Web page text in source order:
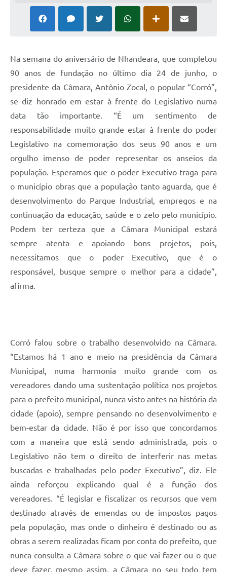
Na semana do aniversário de Nhandeara, que completou
90 anos de fundação no último dia 24 de junho, o
presidente da Câmara, Antônio Zocal, o popular “Corró”,
se diz honrado em estar à frente do Legislativo numa
data tão importante. “É um sentimento de
responsabilidade muito grande estar à frente do poder
Legislativo na comemoração dos seus 90 anos e um
orgulho imenso de poder representar os anseios da
população. Esperamos que o poder Executivo traga para
o município obras que a população tanto aguarda, que é
desenvolvimento do Parque Industrial, empregos e na
continuação da educação, saúde e o zelo pelo município.
Podem ter certeza que a Câmara Municipal estará
sempre atenta e apoiando bons projetos, pois,
necessitamos que o poder Executivo, que é o
responsável, busque sempre o melhor para a cidade”,
afirma.
Corró falou sobre o trabalho desenvolvido na Câmara.
“Estamos há 1 ano e meio na presidência da Câmara
Municipal, numa harmonia muito grande com os
vereadores dando uma sustentação política nos projetos
para o prefeito municipal, nunca visto antes na história da
cidade (apoio), sempre pensando no desenvolvimento e
bem-estar da cidade. Não é por isso que concordamos
com a maneira que está sendo administrada, pois o
Legislativo não tem o direito de interferir nas metas
buscadas e trabalhadas pelo poder Executivo”, diz. Ele
ainda reforçou explicando qual é a função dos
vereadores. “É legislar e fiscalizar os recursos que vem
destinado através de emendas ou de impostos pagos
pela população, mas onde o dinheiro é destinado ou as
obras a serem realizadas ficam por conta do prefeito, que
nunca consulta a Câmara sobre o que vai fazer ou o que
deve fazer, mesmo assim, a Câmara no seu todo tem